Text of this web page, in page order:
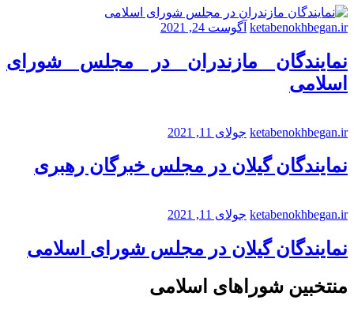
ketabenokhbegan.ir آگوست 24, 2021
نمایندگان مازندران در مجلس شورای
اسلامی
ketabenokhbegan.ir جولای 11, 2021
نمایندگان گیلان در مجلس خبرگان رهبری
ketabenokhbegan.ir جولای 11, 2021
نمایندگان گیلان در مجلس شورای اسلامی
منتخبین شوراهای اسلامی